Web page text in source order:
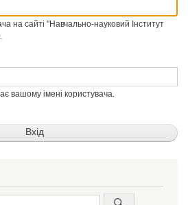
на сайті "Навчально-науковий Інститут
вашому імені користувача.